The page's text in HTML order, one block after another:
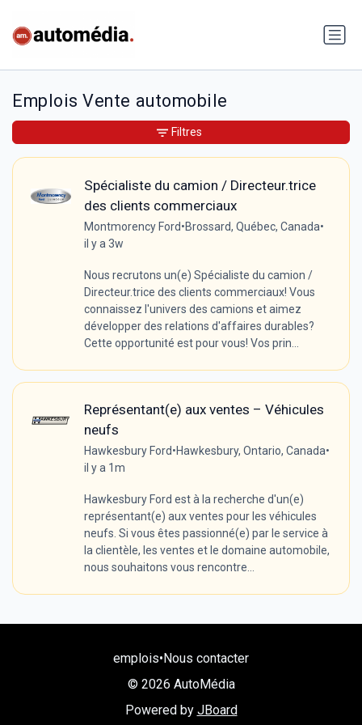
Emplois Vente automobile
Spécialiste du camion / Directeur.trice
des clients commerciaux
Montmorency Ford•Brossard, Québec, Canada•
il y a 3w
Nous recrutons un(e) Spécialiste du camion /
Directeur.trice des clients commerciaux! Vous
connaissez l'univers des camions et aimez
développer des relations d'affaires durables?
Cette opportunité est pour vous! Vos prin...
Représentant(e) aux ventes – Véhicules
neufs
Hawkesbury Ford•Hawkesbury, Ontario, Canada•
il y a 1m
Hawkesbury Ford est à la recherche d'un(e)
représentant(e) aux ventes pour les véhicules
neufs. Si vous êtes passionné(e) par le service à
la clientèle, les ventes et le domaine automobile,
nous souhaitons vous rencontre...
Filtres
emplois•Nous contacter
© 2026 AutoMédia
Powered by JBoard